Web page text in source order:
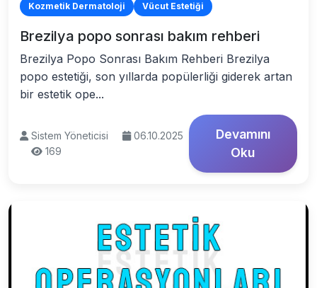
Kozmetik Dermatoloji Vücut Estetiği
Brezilya popo sonrası bakım rehberi
Brezilya Popo Sonrası Bakım Rehberi Brezilya
popo estetiği, son yıllarda popülerliği giderek artan
bir estetik ope...
Sistem Yöneticisi
06.10.2025
169
Devamını
Oku